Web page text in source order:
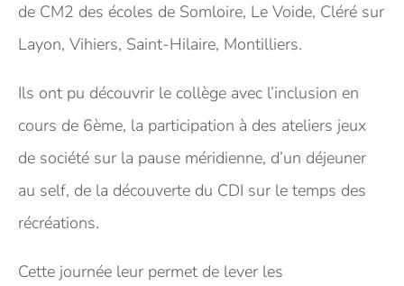
de CM2 des écoles de Somloire, Le Voide, Cléré sur
Layon, Vihiers, Saint-Hilaire, Montilliers.
Ils ont pu découvrir le collège avec l’inclusion en
cours de 6ème, la participation à des ateliers jeux
de société sur la pause méridienne, d’un déjeuner
au self, de la découverte du CDI sur le temps des
récréations.
Cette journée leur permet de lever les